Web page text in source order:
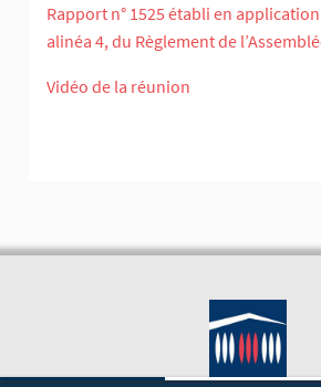
Rapport n° 1525 établi en application
alinéa 4, du Règlement de
Vidéo de la réunion